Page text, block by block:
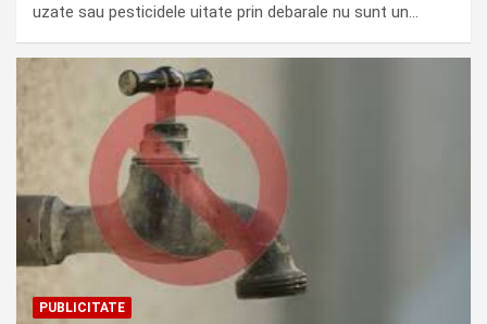
uzate sau pesticidele uitate prin debarale nu sunt un…
PUBLICITATE